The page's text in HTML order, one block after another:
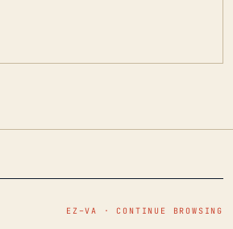
EZ–VA · CONTINUE BROWSING